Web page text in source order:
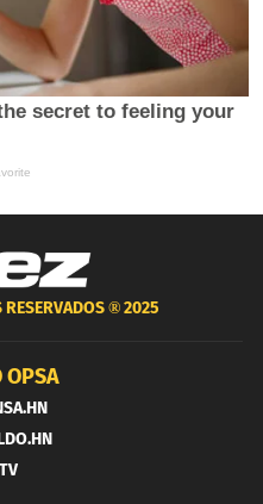
RESERVADOS ®2025
OPSA